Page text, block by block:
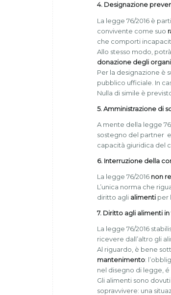
4. Designazione
La legge 76/2016 è
convivente come suo
che comporti
Allo stesso modo,
donazione degli organi
Per la designazione è
pubblico ufficiale. In
Nulla di simile è
5. Amministrazione di
A mente della legge
sostegno del partner
capacità giuridica del
6. Interruzione della
La legge 76/2016 non
L’unica norma che
diritto agli alimenti per
7. Diritto agli alimenti
La legge 76/2016
ricevere dall’altro gli
Al riguardo, è bene
mantenimento:
nel disegno di legge,
Gli alimenti sono
sopravvivere: una